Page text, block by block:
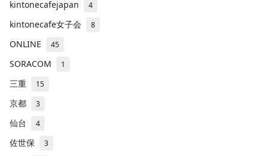
kintonecafejapan 4
kintonecafe女子会 8
ONLINE 45
SORACOM 1
三重 15
京都 3
仙台 4
佐世保 3